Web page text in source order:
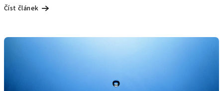
Číst článek